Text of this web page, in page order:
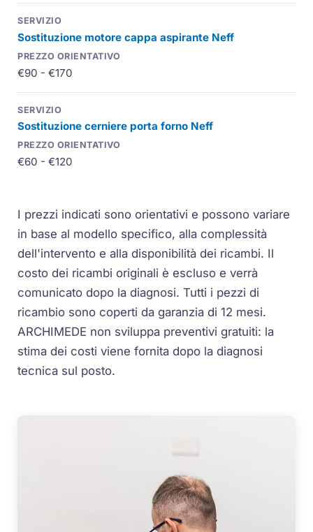
Sostituzione motore cappa aspirante Neff
€90 - €170
Sostituzione cerniere porta forno Neff
€60 - €120
I prezzi indicati sono orientativi e possono variare
in base al modello specifico, alla complessità
dell'intervento e alla disponibilità dei ricambi. Il
costo dei ricambi originali è escluso e verrà
comunicato dopo la diagnosi. Tutti i pezzi di
ricambio sono coperti da garanzia di 12 mesi.
ARCHIMEDE non sviluppa preventivi gratuiti: la
stima dei costi viene fornita dopo la diagnosi
tecnica sul posto.